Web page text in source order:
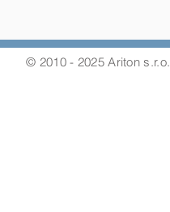
© 2010 - 2025 Ariton s.r.o.